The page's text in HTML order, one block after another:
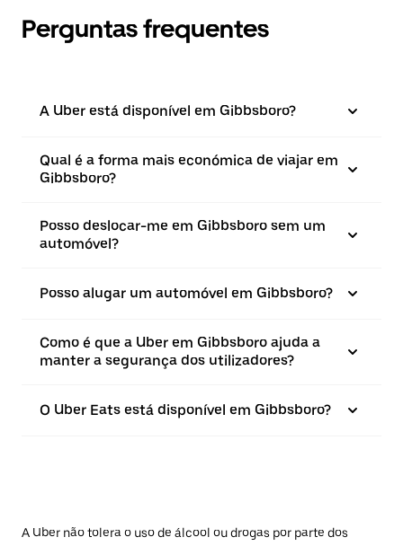
Perguntas frequentes
A Uber está disponível em Gibbsboro?
Qual é a forma mais económica de viajar em
Gibbsboro?
Posso deslocar-me em Gibbsboro sem um
automóvel?
Posso alugar um automóvel em Gibbsboro?
Como é que a Uber em Gibbsboro ajuda a
manter a segurança dos utilizadores?
O Uber Eats está disponível em Gibbsboro?
A Uber não tolera o uso de álcool ou drogas por parte dos